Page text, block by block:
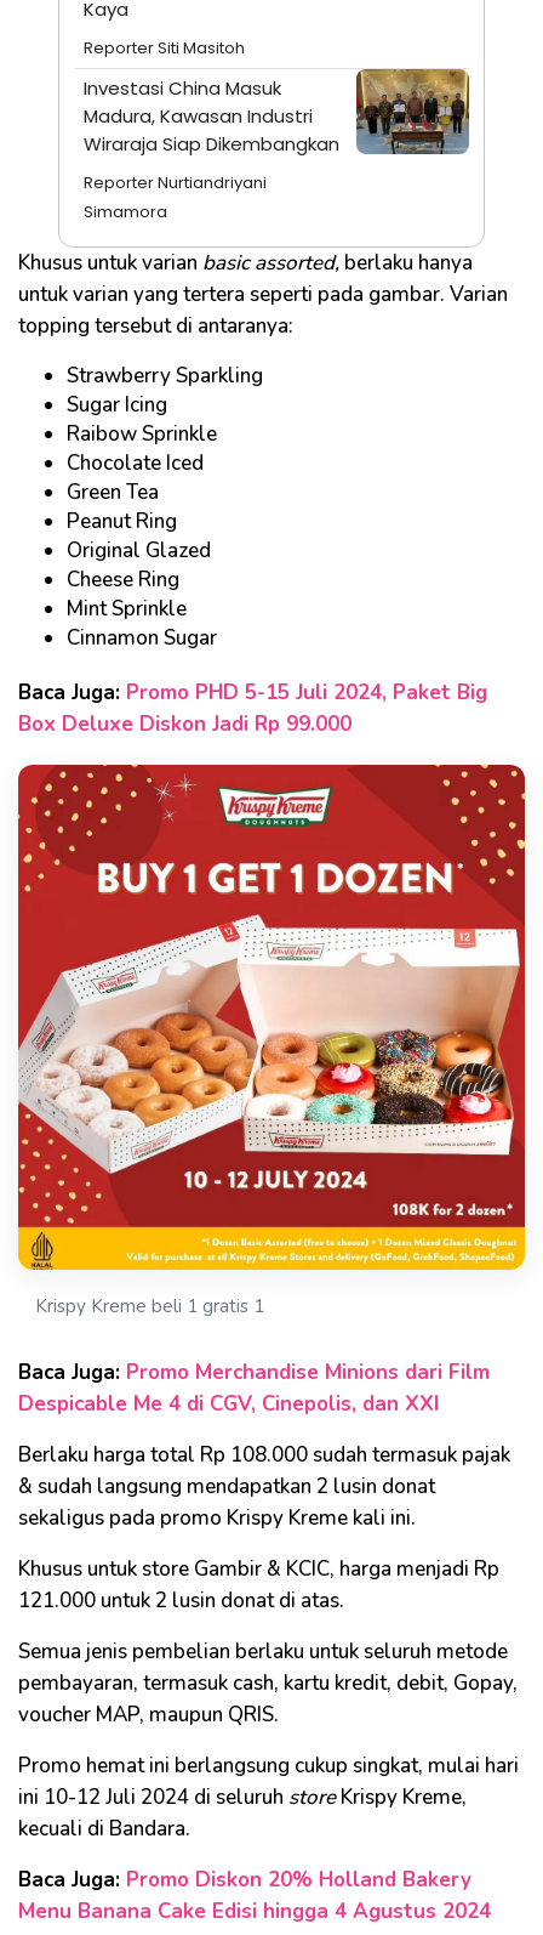
Kaya
Reporter Siti Masitoh
Investasi China Masuk
Madura, Kawasan Industri
Wiraraja Siap Dikembangkan
Reporter Nurtiandriyani
Simamora
Khusus untuk varian basic assorted, berlaku hanya
untuk varian yang tertera seperti pada gambar. Varian
topping tersebut di antaranya:
Strawberry Sparkling
Sugar Icing
Raibow Sprinkle
Chocolate Iced
Green Tea
Peanut Ring
Original Glazed
Cheese Ring
Mint Sprinkle
Cinnamon Sugar
Baca Juga: Promo PHD 5-15 Juli 2024, Paket Big
Box Deluxe Diskon Jadi Rp 99.000
Krispy Kreme beli 1 gratis 1
Baca Juga: Promo Merchandise Minions dari Film
Despicable Me 4 di CGV, Cinepolis, dan XXI
Berlaku harga total Rp 108.000 sudah termasuk pajak
& sudah langsung mendapatkan 2 lusin donat
sekaligus pada promo Krispy Kreme kali ini.
Khusus untuk store Gambir & KCIC, harga menjadi Rp
121.000 untuk 2 lusin donat di atas.
Semua jenis pembelian berlaku untuk seluruh metode
pembayaran, termasuk cash, kartu kredit, debit, Gopay,
voucher MAP, maupun QRIS.
Promo hemat ini berlangsung cukup singkat, mulai hari
ini 10-12 Juli 2024 di seluruh storeKrispy Kreme,
kecuali di Bandara.
Baca Juga: Promo Diskon 20% Holland Bakery
Menu Banana Cake Edisi hingga 4 Agustus 2024